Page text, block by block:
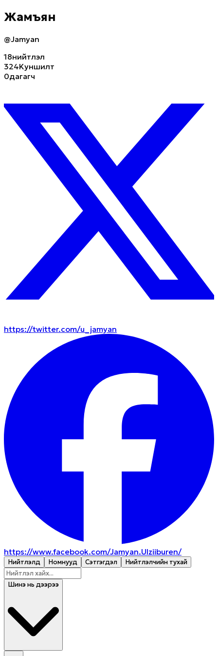
Жамъян
@Jamyan
18нийтлэл
324Kуншилт
0дагагч
https://twitter.com/u_jamyan
https://www.facebook.com/Jamyan.Ulziiburen/
Нийтлэлүүд Номнууд Сэтгэгдэл Нийтлэлчийн тухай
Шинэ нь дээрээ